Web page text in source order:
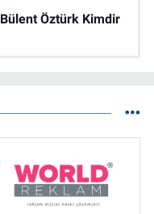
Bülent Öztürk Kimdir